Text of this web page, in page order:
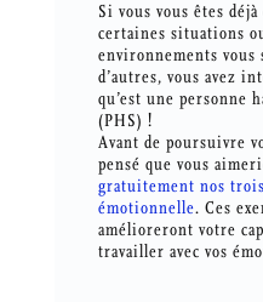
Si vous vous êtes
certaines situations
environnements vous
d’autres, vous avez
qu’est une personne
(PHS) !
Avant de poursuivre
pensé que vous
gratuitement nos
émotionnelle. Ces
amélioreront votre
travailler avec vos